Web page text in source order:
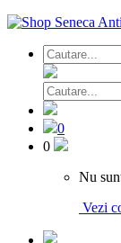
0
0
Nu
Vezi